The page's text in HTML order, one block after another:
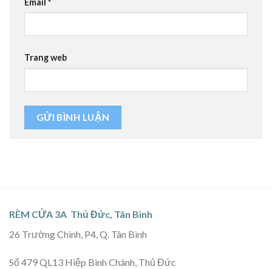
Trang web
RÈM CỬA 3A Thủ Đức, Tân Bình
26 Trường Chinh, P4, Q. Tân Bình
Số 479 QL13 Hiệp Bình Chánh, Thủ Đức